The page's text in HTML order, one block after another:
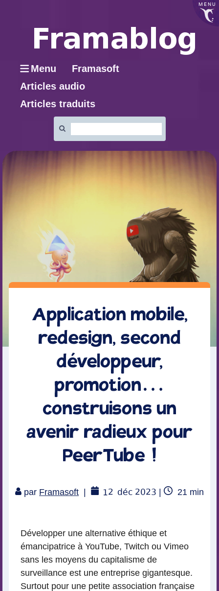
MENU
Menu
Framasoft
Articles audio
Articles traduits
:
Application mobile,
redesign, second
développeur,
promotion…
construisons un
avenir radieux pour
PeerTube !
par Framasoft 12 déc 2023
Temps
21min
Développer une alternative éthique et
émancipatrice à YouTube, Twitch ou Vimeo
sans les moyens du capitalisme de
surveillance est une entreprise gigantesque.
Surtout pour une petite association française